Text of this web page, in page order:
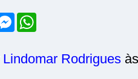
M
e
e
n
s
A
Lindomar Rodrigues